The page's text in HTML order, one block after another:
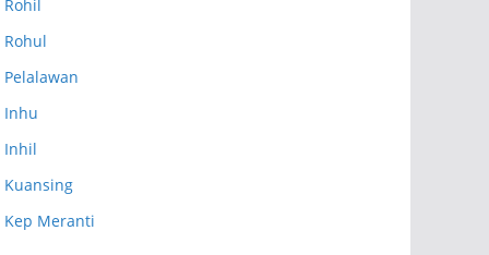
Rohil
Rohul
Pelalawan
Inhu
Inhil
Kuansing
Kep Meranti